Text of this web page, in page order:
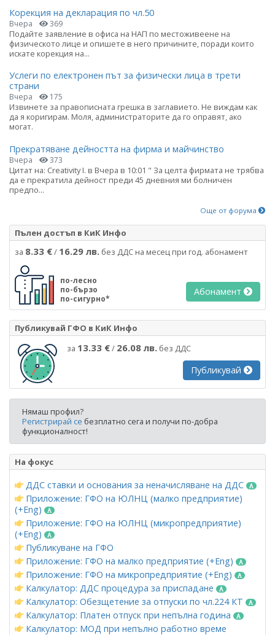
Корекция на декларация по чл.50
Вчера 369
Подайте заявление в офиса на НАП по местоживеене на
физическото лице и опишете в него причините, поради които
искате корекция на...
Услеги по електронен път за физически лица в трети
страни
Вчера 175
Извинете за правописната грешка в заглавието. Не виждам как
да я коригирам. Моля, администраторите да го оправят, ако
могат.
Прекратяване дейността на фирма и майчинство
Вчера 373
Цитат на: Creativity I. в Вчера в 10:01 " За целта фирмата не трябва
да е прекратила дейност преди 45 дневния ми болничен
предпо...
Още от форума
Пълен достъп в КиК Инфо
за 8.33 €/ 16.29 лв. без ДДС на месец при год. абонамент
по-лесно
по-бързо
по-сигурно*
Абонамент
Публикувай ГФО в КиК Инфо
за 13.33 €/ 26.08 лв. без ДДС
Публикувай
Нямаш профил?
Регистрирай се безплатно сега и получи по-добра
функционалност!
На фокус
ДДС ставки и основания за неначисляване на ДДС
Приложение: ГФО на ЮЛНЦ (малко предприятие)
(+Eng)
Приложение: ГФО на ЮЛНЦ (микропредприятие)
(+Eng)
Публикуване на ГФО
Приложение: ГФО на малко предприятие (+Eng)
Приложение: ГФО на микропредприятие (+Eng)
Калкулатор: ДДС процедура за приспадане
Калкулатор: Обезщетение за отпуски по чл.224 КТ
Калкулатор: Платен отпуск при непълна година
Калкулатор: МОД при непълно работно време